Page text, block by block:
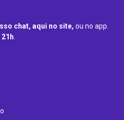
chat, aqui no site, ou no app.
.